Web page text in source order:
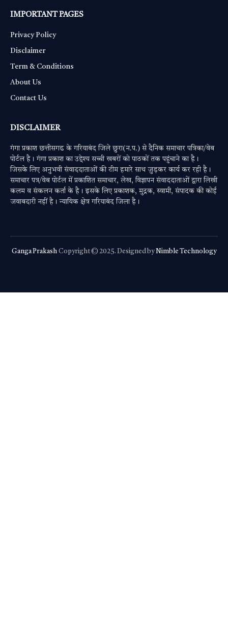
IMPORTANT PAGES
Privacy Policy
Disclaimer
Term & Conditions
About Us
Contact Us
DISCLAIMER
गंगा प्रकाश छत्तीसगढ के गरियाबंद जिले छुरा(न.प.) से दैनिक समाचार पत्रिका/वेब
पोर्टल है। गंगा प्रकाश का उद्देश्य सच्ची खबरों को पाठकों तक पहुंचाने का है।
जिसके लिए अनुभवी संवाददाताओं की टीम हमारे साथ जुड़कर कार्य कर रही है।
समाचार पत्र/वेब पोर्टल में प्रकाशित समाचार, लेख, विज्ञापन संवाददाताओं द्वारा लिखी
कलम व संकलन कर्ता के है। इसके लिए प्रकाशक, मुद्रक, स्वामी, संपादक की कोई
जवाबदारी नहीं है। न्यायिक क्षेत्र गरियाबंद जिला है।
Ganga Prakash Copyright © 2025. Designed byNimble Technology